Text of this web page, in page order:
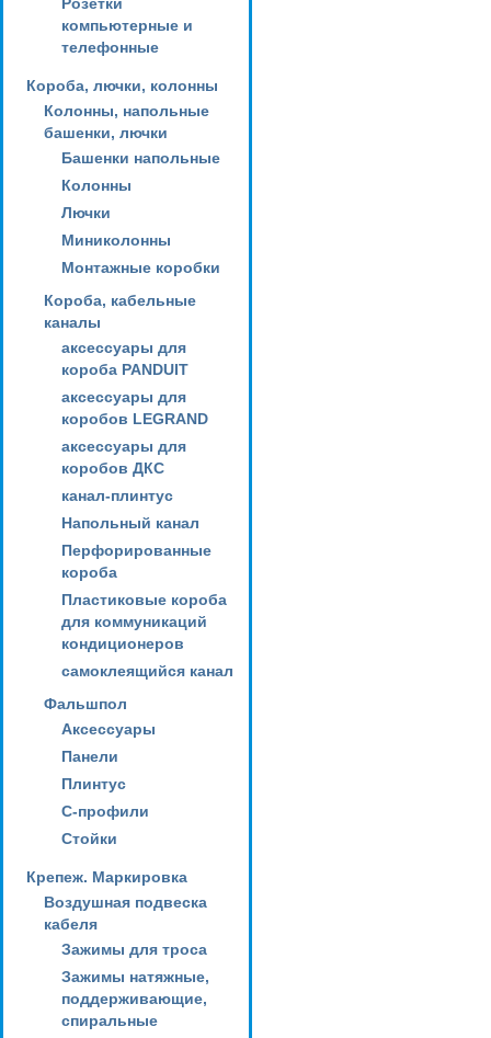
компьютерные и
телефонные
Короба, лючки, колонны
Колонны, напольные
башенки, лючки
Башенки напольные
Колонны
Лючки
Миниколонны
Монтажные коробки
Короба, кабельные
каналы
аксессуары для
короба PANDUIT
аксессуары для
коробов LEGRAND
аксессуары для
коробов ДКС
канал-плинтус
Напольный канал
Перфорированные
короба
Пластиковые короба
для коммуникаций
кондиционеров
самоклеящийся канал
Фальшпол
Аксессуары
Панели
Плинтус
С-профили
Стойки
Крепеж. Маркировка
Воздушная подвеска
кабеля
Зажимы для троса
Зажимы натяжные,
поддерживающие,
спиральные